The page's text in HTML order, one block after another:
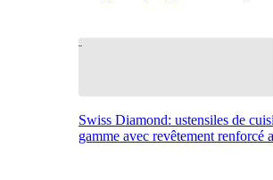
Swiss Diamond: ustensiles de
gamme avec revêtement renforcé